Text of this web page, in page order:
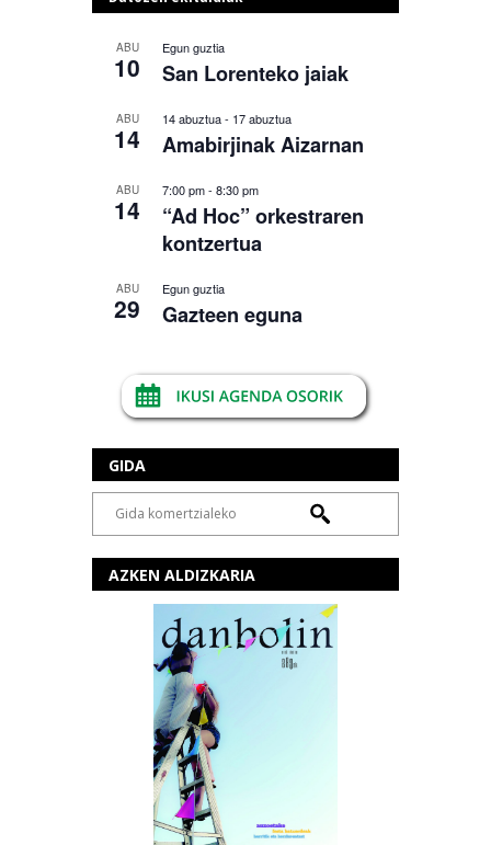
ABU
10
Egun guztia
San Lorenteko jaiak
ABU
14
14 abuztua- 17 abuztua
Amabirjinak Aizarnan
ABU
14
7:00 pm- 8:30 pm
“Ad Hoc” orkestraren
kontzertua
ABU
29
Egun guztia
Gazteen eguna
GIDA
AZKEN ALDIZKARIA